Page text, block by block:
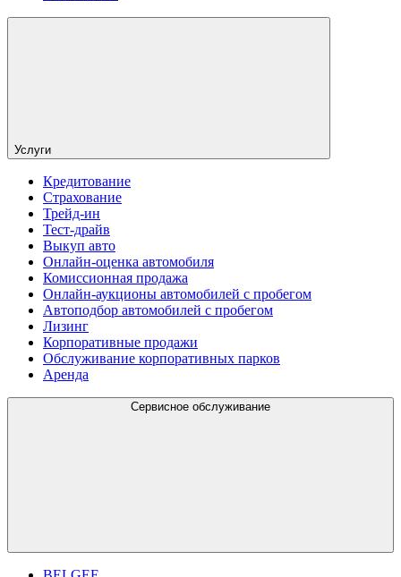
Услуги
Кредитование
Страхование
Трейд-ин
Тест-драйв
Выкуп авто
Онлайн-оценка автомобиля
Комиссионная продажа
Онлайн-аукционы автомобилей с пробегом
Автоподбор автомобилей с пробегом
Лизинг
Корпоративные продажи
Обслуживание корпоративных парков
Аренда
Сервисное обслуживание